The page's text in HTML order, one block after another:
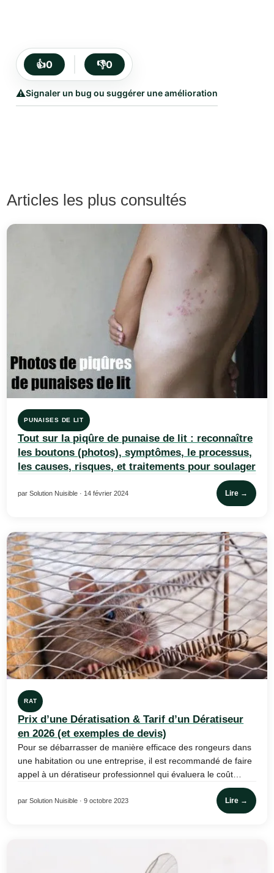
👍0 👎0
⚠️Signaler un bug ou suggérer une amélioration
Articles les plus consultés
PUNAISES DE LIT
Tout sur la piqûre de punaise de lit : reconnaître
les boutons (photos), symptômes, le processus,
les causes, risques, et traitements pour soulager
par Solution Nuisible · 14 février 2024 Lire →
RAT
Prix d’une Dératisation & Tarif d’un Dératiseur
en 2026 (et exemples de devis)
Pour se débarrasser de manière efficace des rongeurs dans
une habitation ou une entreprise, il est recommandé de faire
appel à un dératiseur professionnel qui évaluera le coût…
par Solution Nuisible · 9 octobre 2023 Lire →